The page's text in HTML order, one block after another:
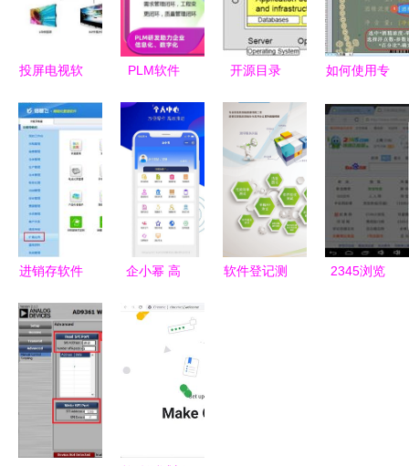
投屏电视软
屏与大屏的
智慧桥梁
PLM软件
生命周期的
智能管理平
台与核心厂
商解析
开源目录
开源软件的
优势
如何使用专
制作商品条
码与二维码
标签
进销存软件
打印全攻略
操作步骤与
企小幂 高
机办公助手
v1.0.0版本
软件登记测
2345浏览